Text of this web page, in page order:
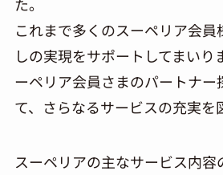
た。
これまで多くのスーペリア会
しの実現をサポートしてまいり
ーペリア会員さまのパートナー
て、さらなるサービスの充実を
スーペリアの主なサービス内容